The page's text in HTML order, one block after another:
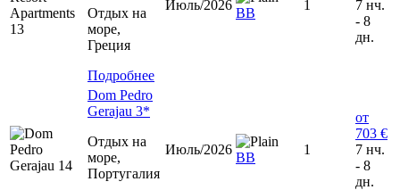
Отдых на
море,
Греция
Подробнее
Июль/2026
ВВ
1
7 нч.
- 8
дн.
Dom Pedro
Gerajau 3*
Отдых на
море,
Португалия
Июль/2026
ВВ
1
от
703 €
7 нч.
- 8
дн.